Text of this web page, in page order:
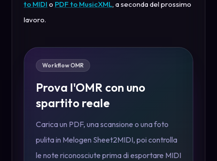
to MIDI o PDF to MusicXML, a seconda del prossimo
lavoro.
Workflow OMR
Prova l'OMR con uno
spartito reale
Carica un PDF, una scansione o una foto
pulita in Melogen Sheet2MIDI, poi controlla
le note riconosciute prima di esportare MIDI